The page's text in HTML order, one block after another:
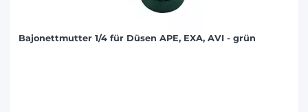
Bajonettmutter 1/4 für Düsen APE, EXA, AVI - grün